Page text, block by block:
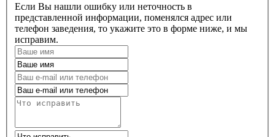
Если Вы нашли ошибку или неточность в
представленной информации, поменялся адрес или
телефон заведения, то укажите это в форме ниже, и мы
исправим.